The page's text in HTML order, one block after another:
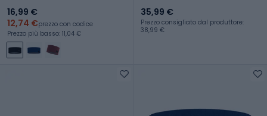
16,99 €
12,74 €prezzo con codice
Prezzo più basso: 11,04 €
35,99 €
Prezzo consigliato dal produttore:
38,99 €